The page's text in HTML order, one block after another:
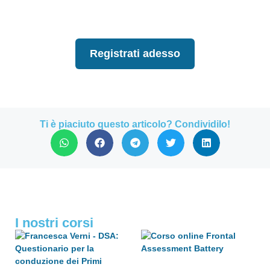
Registrati adesso
Ti è piaciuto questo articolo? Condividilo!
I nostri corsi